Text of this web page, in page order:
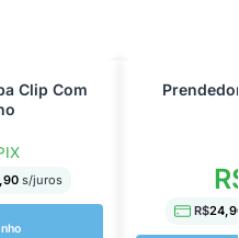
Clip Com
s/juros
R$